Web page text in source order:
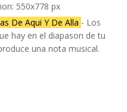
550x778 px
De Aqui Y De Alla - Los
hay en el diapason de tu
una nota musical.